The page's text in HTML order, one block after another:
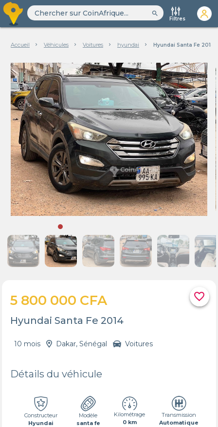
search
Filtres
Accueil Véhicules Voitures hyundai Hyundai Santa Fe 2014
favorite_border
5 800 000 CFA
Hyundai Santa Fe 2014
10 mois Dakar, Sénégal Voitures
Détails du véhicule
Constructeur
Hyundai
Modèle
santa fe
Kilométrage
0 km
Transmission
Automatique